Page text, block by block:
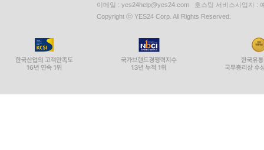
이메일 : yes24help@yes24.com 호스팅 서비스사업자 :
Copyright ⓒ YES24 Corp. All Rights Reserved.